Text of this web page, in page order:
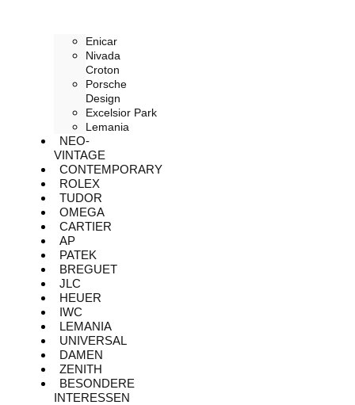
Enicar
Nivada
Croton
Porsche
Design
Excelsior Park
Lemania
NEO-
VINTAGE
CONTEMPORARY
ROLEX
TUDOR
OMEGA
CARTIER
AP
PATEK
BREGUET
JLC
HEUER
IWC
LEMANIA
UNIVERSAL
DAMEN
ZENITH
BESONDERE
INTERESSEN